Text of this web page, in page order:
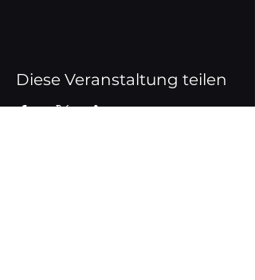
Diese Veranstaltung teilen